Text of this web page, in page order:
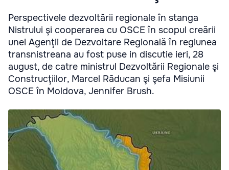
Perspectivele dezvoltării regionale în stanga
Nistrului şi cooperarea cu OSCE în scopul creării
unei Agenţii de Dezvoltare Regională în regiunea
transnistreana au fost puse in discutie ieri, 28
august, de catre ministrul Dezvoltării Regionale şi
Construcţiilor, Marcel Răducan şi şefa Misiunii
OSCE în Moldova, Jennifer Brush.